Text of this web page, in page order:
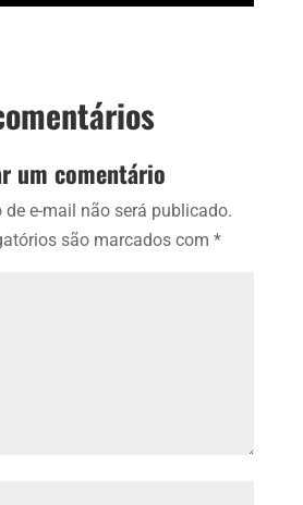
um comentário
de e-mail não será publicado.
são marcados com*